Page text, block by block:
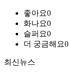
좋아요0
화나요0
슬퍼요0
더 궁금해요0
최신뉴스